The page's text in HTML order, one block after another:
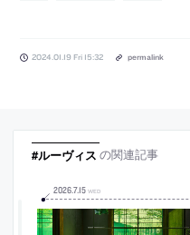
2024.01.19 Fri 15:32 permalink
#ルーヴィス の関連記事
2026.7.15 WED